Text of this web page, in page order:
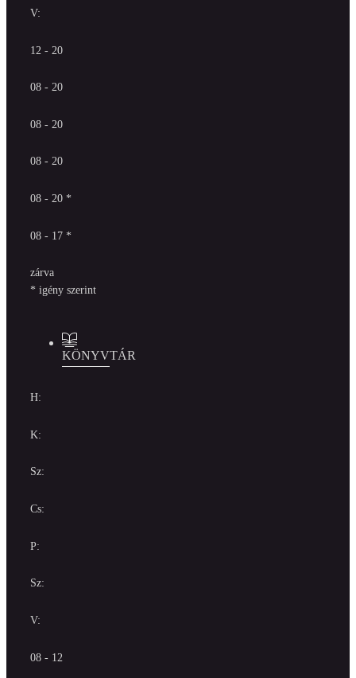
V:
12 - 20
08 - 20
08 - 20
08 - 20
08 - 20 *
08 - 17 *
zárva
* igény szerint
KÖNYVTÁR
H:
K:
Sz:
Cs:
P:
Sz:
V:
08 - 12